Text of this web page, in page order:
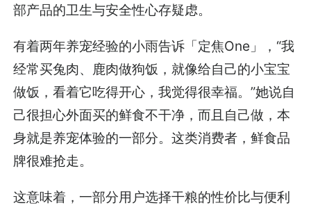
部产品的卫生与安全性心存疑虑。
有着两年养宠经验的小雨告诉「定焦One」，“我
经常买兔肉、鹿肉做狗饭，就像给自己的小宝宝
做饭，看着它吃得开心，我觉得很幸福。”她说自
己很担心外面买的鲜食不干净，而且自己做，本
身就是养宠体验的一部分。这类消费者，鲜食品
牌很难抢走。
这意味着，一部分用户选择干粮的性价比与便利